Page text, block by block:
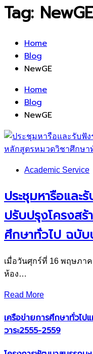
Tag: NewGE
Home
Blog
NewGE
Home
Blog
NewGE
Academic Service
ประชุมหารือและ
ปรับปรุงโครงส
ศึกษาทั่วไป ฉบั
เมื่อวันศุกร์ที่ 16 พฤษภาค
ห้อง…
Read More
เครือข่ายการศึกษาทั่วไป
วาระ2555-2559